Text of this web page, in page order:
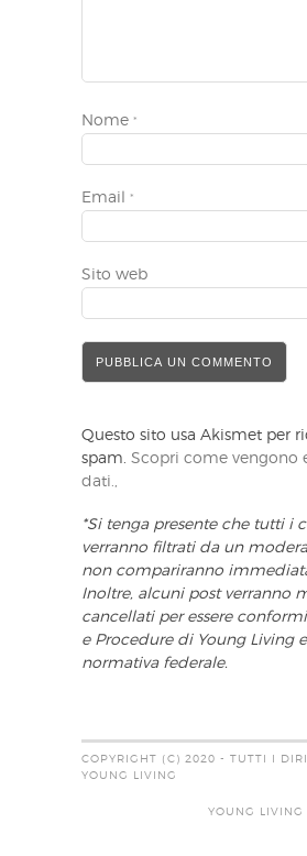
Nome *
Email *
Sito web
Questo sito usa Akismet per
spam. Scopri come vengono
dati.,
*Si tenga presente che tutti i
verranno filtrati da un
non compariranno
Inoltre, alcuni post verranno
cancellati per essere
e Procedure di Young Living
normativa federale.
COPYRIGHT (C) 2020 - TUTTI I
YOUNG LIVING
YOUNG LIVING